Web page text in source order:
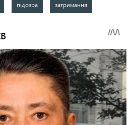
підозра затримання